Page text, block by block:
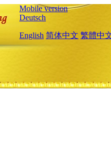
Mobile version
Deutsch
English 简体中文 繁體中